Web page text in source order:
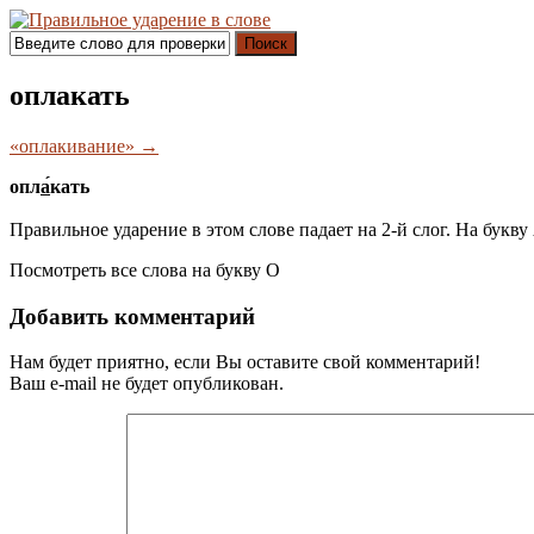
Поиск
оплакать
«оплакивание» →
опла́кать
Правильное ударение в этом слове падает на 2-й слог. На букву
Посмотреть все слова на букву О
Добавить комментарий
Нам будет приятно, если Вы оставите свой комментарий!
Ваш e-mail не будет опубликован.